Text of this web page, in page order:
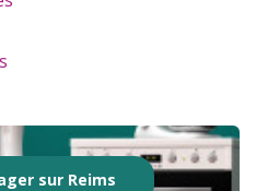
sur Reims